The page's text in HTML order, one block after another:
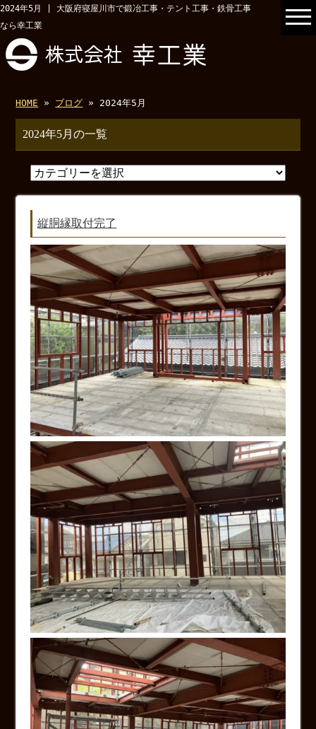
2024年5月 | 大阪府寝屋川市で鍛冶工事・テント工事・鉄骨工事
なら幸工業
HOME » ブログ » 2024年5月
2024年5月の一覧
縦胴縁取付完了